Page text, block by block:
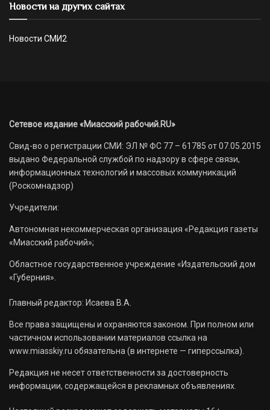
Новости на других сайтах
Новости СМИ2
Сетевое издание «Миасский рабочий.RU»
Свид-во о регистрации СМИ: ЭЛ № ФС 77 – 61785 от 07.05.2015
выдано Федеральной службой по надзору в сфере связи,
информационных технологий и массовых коммуникаций
(Роскомнадзор)
Учредители:
Автономная некоммерческая организация «Редакция газеты
«Миасский рабочий»;
Областное государственное учреждение «Издательский дом
«Губерния».
Главный редактор: Исаева В.А.
Все права защищены и охраняются законом. При полном или
частичном использовании материалов ссылка на
www.miasskiy.ru обязательна (в интернете — гиперссылка).
Редакция не несет ответственности за достоверность
информации, содержащейся в рекламных объявлениях.